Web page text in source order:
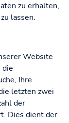
zu erhalten,
lassen.
Website
die
Ihre
letzten zwei
der
Dies dient der